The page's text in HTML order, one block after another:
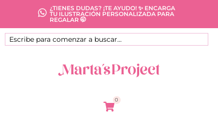
¿TIENES DUDAS? ¡TE AYUDO! ✨ ENCARGA
TU ILUSTRACIÓN PERSONALIZADA PARA
REGALAR 🤭
0